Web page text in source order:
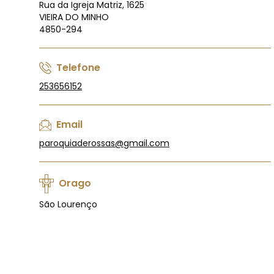
Rua da Igreja Matriz, 1625
VIEIRA DO MINHO
4850-294
Telefone
253656152
Email
paroquiaderossas@gmail.com
Orago
São Lourenço